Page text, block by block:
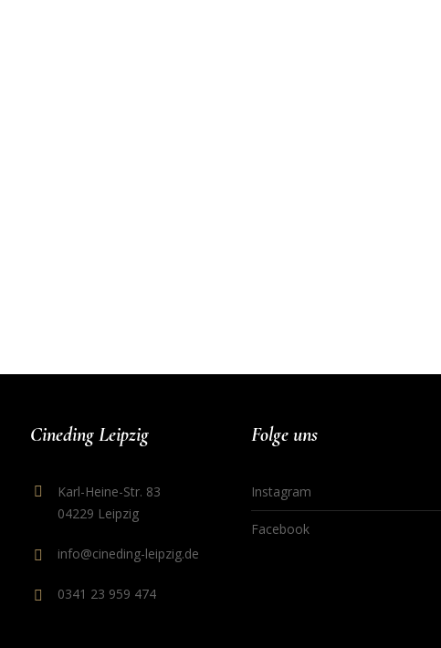
Cineding Leipzig
Karl-Heine-Str. 83
04229 Leipzig
info@cineding-leipzig.de
0341 23 959 474
Folge uns
Instagram
Facebook